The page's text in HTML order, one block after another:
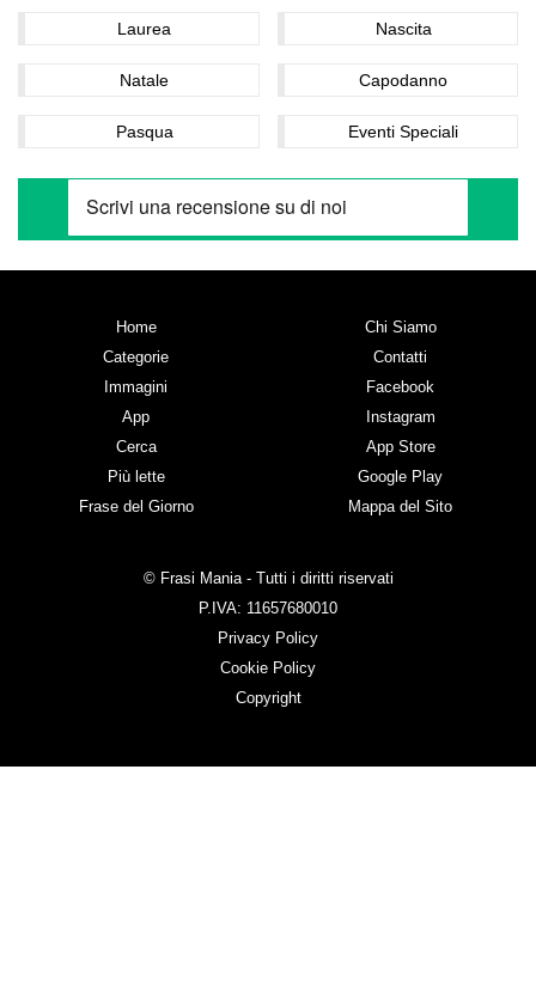
Laurea Nascita
Natale Capodanno
Pasqua Eventi Speciali
Home
Categorie
Immagini
App
Cerca
Più lette
Frase del Giorno
Chi Siamo
Contatti
Facebook
Instagram
App Store
Google Play
Mappa del Sito
© Frasi Mania - Tutti i diritti riservati
P.IVA: 11657680010
Privacy Policy
Cookie Policy
Copyright